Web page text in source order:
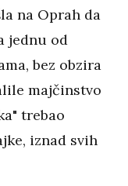
na Oprah da
jednu od
bez obzira
majčinstvo
trebao
iznad svih